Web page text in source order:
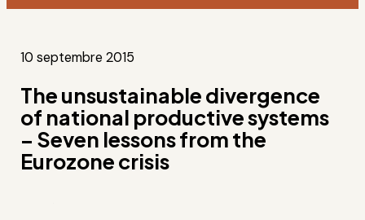
10 septembre 2015
The unsustainable divergence
of national productive systems
– Seven lessons from the
Eurozone crisis